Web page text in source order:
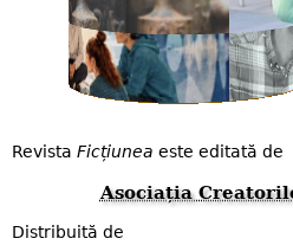
Revista Ficțiunea este editată de
Asociația
Distribuită de